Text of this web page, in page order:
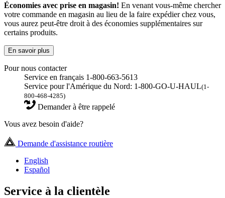
Économies avec prise en magasin! En venant vous-même chercher
votre commande en magasin au lieu de la faire expédier chez vous,
vous aurez peut-être droit à des économies supplémentaires sur
certains produits.
En savoir plus
Pour nous contacter
Service en français 1-800-663-5613
Service pour l'Amérique du Nord: 1-800-GO-U-HAUL(1-
800-468-4285)
Demander à être rappelé
Vous avez besoin d'aide?
Demande d'assistance routière
English
Español
Service à la clientèle